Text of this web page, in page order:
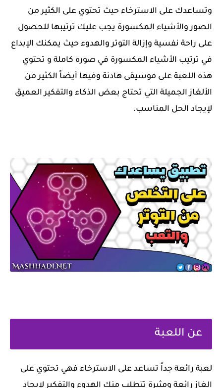
وتساعدك على الاسترخاء حيث تحتوي على الكثير من
الصور والأشياء المكسورة يجب عليك ترتيبها للحصول
على راحة نفسية وإزالة التوتر والهدوء حيث يمكنك الإبداع
في ترتيب الأشياء المكسورة في صوره كاملة و تحتوي
هذه اللعبة على موسيقى هادئة وفيها أيضاً الكثير من
الألغاز الجميلة التي تحتاج بعض الذكاء والتفكير العميق
لإيجاد الحل المناسب.
عن اللعبة
‏لعبة رائعة جداً تساعد على الاسترخاء فهي تحتوي على
الغاز رائعة ومثيرة تتطلب منك الهدوء والتفكير لإيجاد